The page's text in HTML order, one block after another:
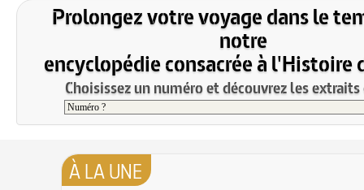
Prolongez votre voyage dans le
notre
encyclopédie consacrée à l'Histoire
Choisissez un numéro et découvrez les
À LA UNE